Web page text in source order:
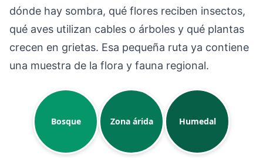
dónde hay sombra, qué flores reciben insectos,
qué aves utilizan cables o árboles y qué plantas
crecen en grietas. Esa pequeña ruta ya contiene
una muestra de la flora y fauna regional.
Bosque Zona árida Humedal